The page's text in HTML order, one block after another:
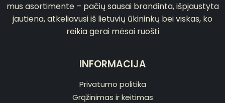
mus asortimente – pačių sausai brandinta, išpjaustyta
jautiena, atkeliavusi iš lietuvių ūkininkų bei viskas, ko
reikia gerai mėsai ruošti
INFORMACIJA
Privatumo politika
Grąžinimas ir keitimas